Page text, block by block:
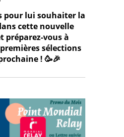
pour lui souhaiter la
cette nouvelle
préparez-vous à
sélections
! 🥳🎉